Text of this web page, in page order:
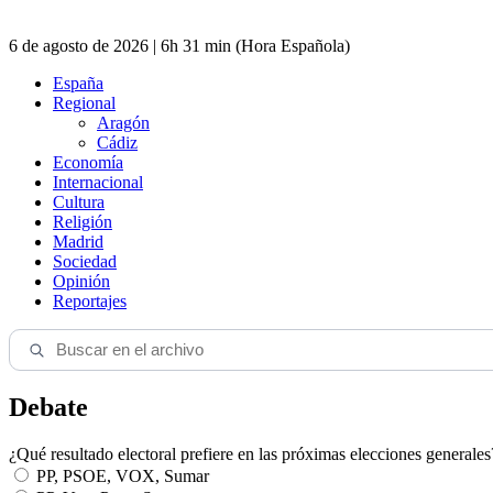
6 de agosto de 2026 | 6h 31 min (Hora Española)
España
Regional
Aragón
Cádiz
Economía
Internacional
Cultura
Religión
Madrid
Sociedad
Opinión
Reportajes
Debate
¿Qué resultado electoral prefiere en las próximas elecciones
PP, PSOE, VOX, Sumar